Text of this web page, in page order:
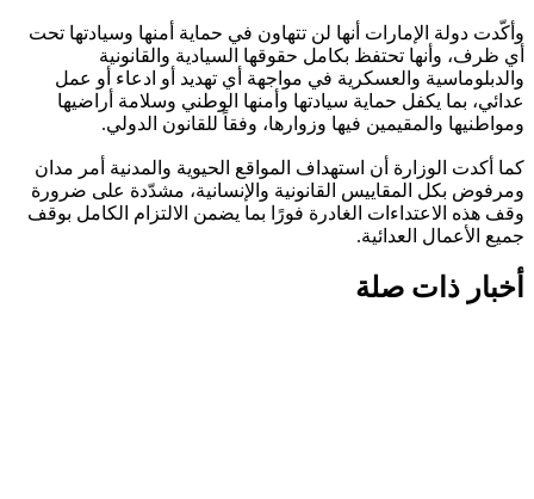
وأكّدت دولة الإمارات أنها لن تتهاون في حماية أمنها وسيادتها تحت
أي ظرف، وأنها تحتفظ بكامل حقوقها السيادية والقانونية
والدبلوماسية والعسكرية في مواجهة أي تهديد أو ادعاء أو عمل
عدائي، بما يكفل حماية سيادتها وأمنها الوطني وسلامة أراضيها
ومواطنيها والمقيمين فيها وزوارها، وفقاً للقانون الدولي.
كما أكدت الوزارة أن استهداف المواقع الحيوية والمدنية أمر مدان
ومرفوض بكل المقاييس القانونية والإنسانية، مشدّدة على ضرورة
وقف هذه الاعتداءات الغادرة فورًا بما يضمن الالتزام الكامل بوقف
جميع الأعمال العدائية.
أخبار ذات صلة